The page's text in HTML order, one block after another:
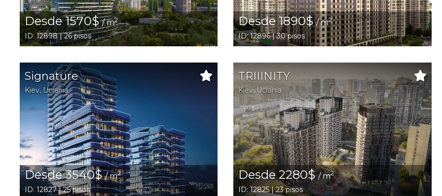
Desde 1570$/ m2
ID: 12898 | 26 pisos
Desde 1890$/ m2
ID: 12896 | 30 pisos
Signature
Kiev, Ucrania
Desde 3540$/ m2
ID: 12827 | 25 pisos
TRIIINITY
Kiev,Ucrania
Desde 2280$/ m2
ID: 12825 | 23 pisos